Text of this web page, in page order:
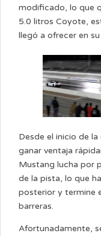
modificado, lo que
5.0 litros Coyote,
llegó a ofrecer en
Desde el inicio de
ganar ventaja
Mustang lucha por
de la pista, lo que
posterior y termine
barreras.
Afortunadamente,